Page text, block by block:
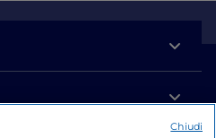
Chiudi